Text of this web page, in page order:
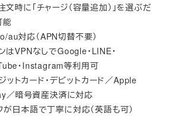
時に「チャージ（容量追加）」を選ぶだ
能
au対応（APN切替不要）
はVPNなしでGoogle・LINE・
・Instagram等利用可
ットカード・デビットカード／Apple
／暗号資産決済に対応
が日本語で丁寧に対応（英語も可）